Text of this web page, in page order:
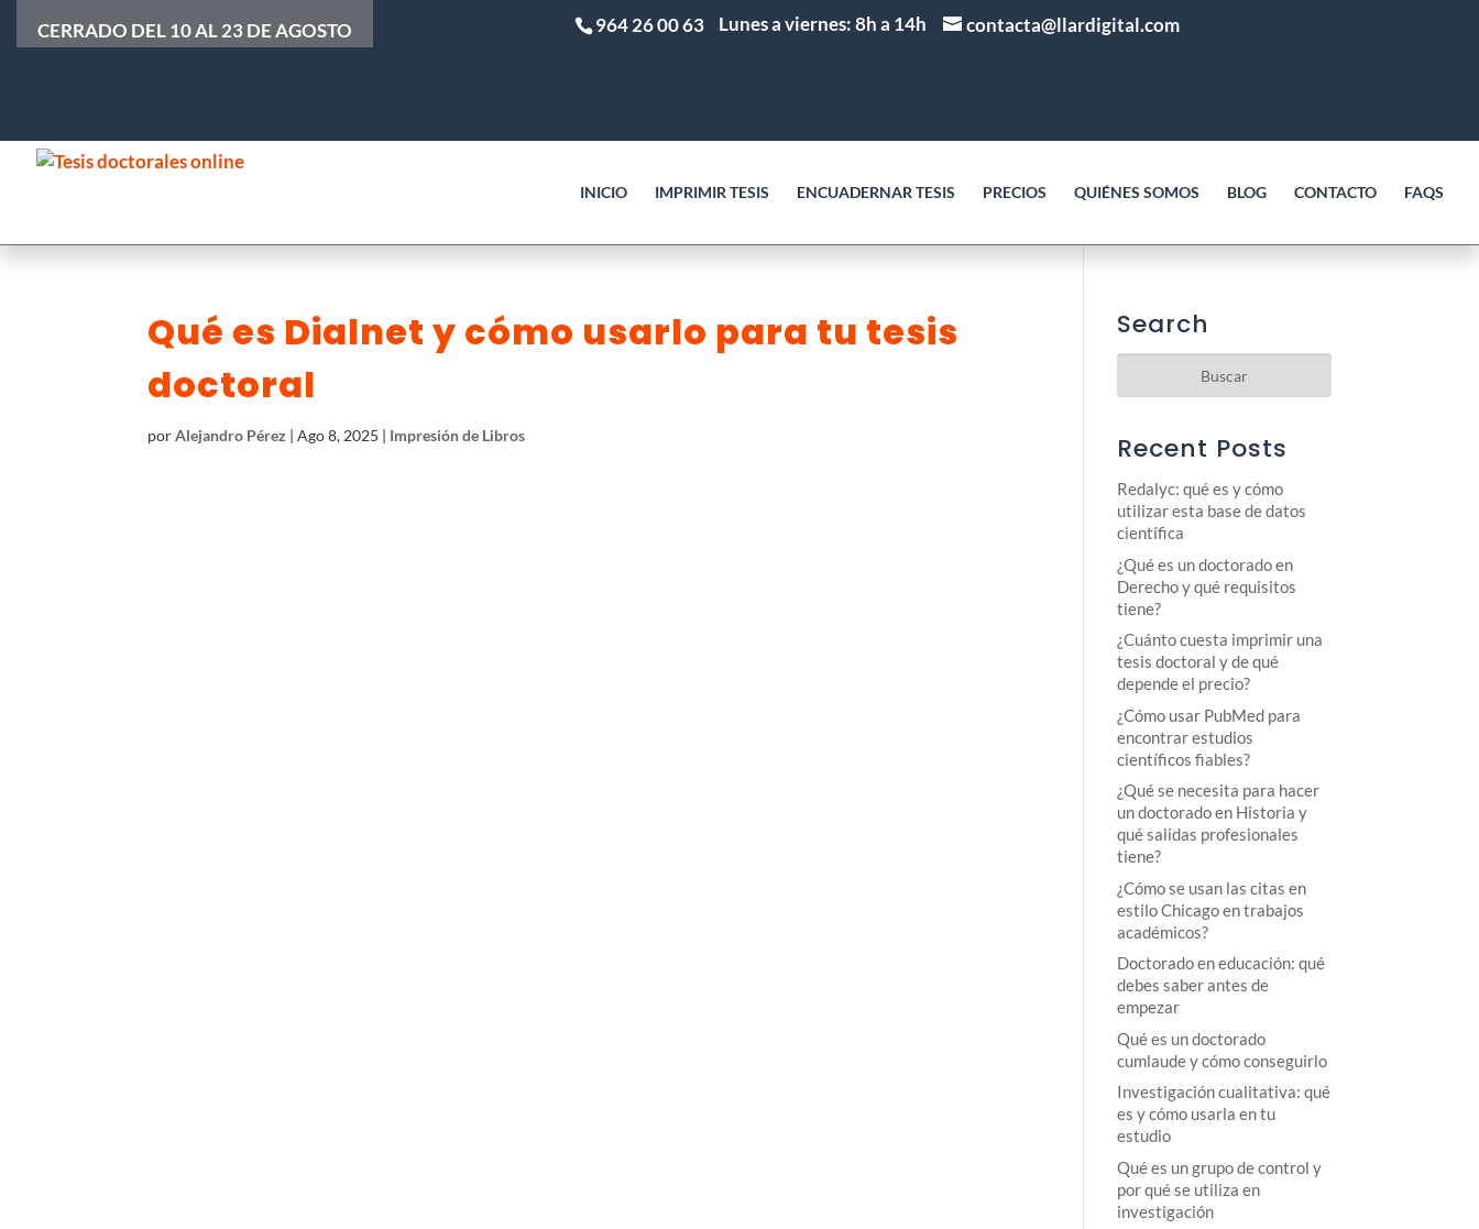
CERRADO DEL 10 AL 23 DE AGOSTO 964 26 00 63 Lunes a viernes: 8h a 14h contacta@llardigital.com
INICIO IMPRIMIR TESIS ENCUADERNAR TESIS PRECIOS QUIÉNES SOMOS BLOG CONTACTO FAQS
Qué es Dialnet y cómo usarlo para tu tesis
doctoral
porAlejandro Pérez |Ago 8, 2025 | Impresión de Libros
Search
Recent Posts
Redalyc: qué es y cómo
utilizar esta base de datos
científica
¿Qué es un doctorado en
Derecho y qué requisitos
tiene?
¿Cuánto cuesta imprimir una
tesis doctoral y de qué
depende el precio?
¿Cómo usar PubMed para
encontrar estudios
científicos fiables?
¿Qué se necesita para hacer
un doctorado en Historia y
qué salidas profesionales
tiene?
¿Cómo se usan las citas en
estilo Chicago en trabajos
académicos?
Doctorado en educación: qué
debes saber antes de
empezar
Qué es un doctorado
cumlaude y cómo conseguirlo
Investigación cualitativa: qué
es y cómo usarla en tu
estudio
Qué es un grupo de control y
por qué se utiliza en
investigación